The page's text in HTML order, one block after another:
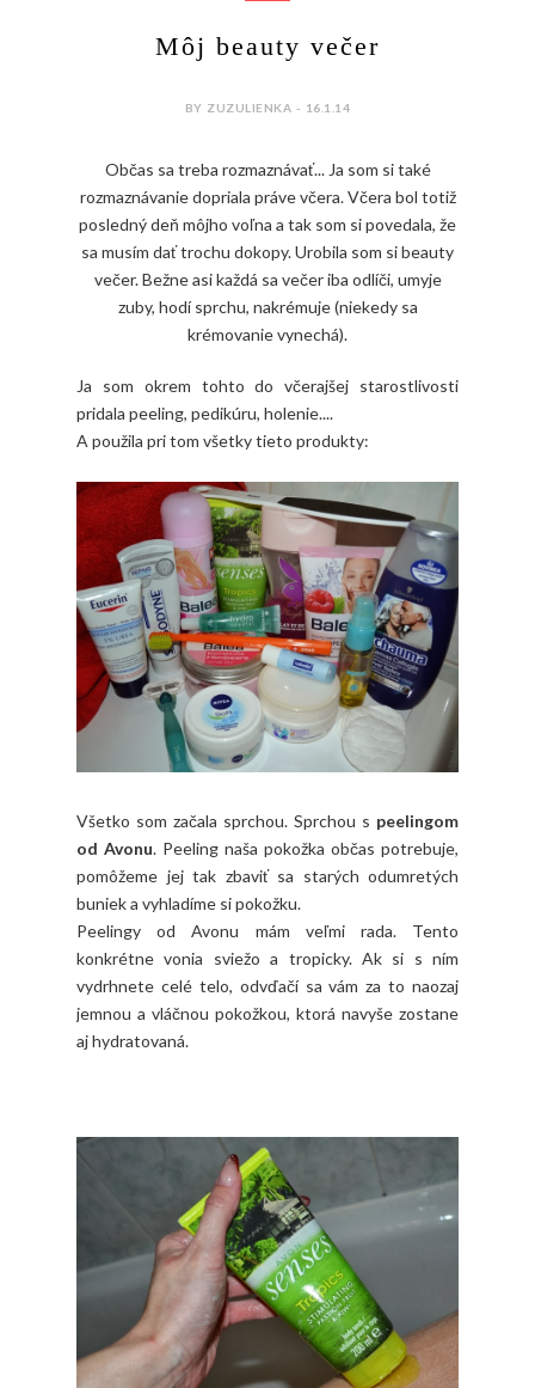
Môj beauty večer
BY ZUZULIENKA - 16.1.14
Občas sa treba rozmaznávať... Ja som si také
rozmaznávanie dopriala práve včera. Včera bol totiž
posledný deň môjho voľna a tak som si povedala, že
sa musím dať trochu dokopy. Urobila som si beauty
večer. Bežne asi každá sa večer iba odlíči, umyje
zuby, hodí sprchu, nakrémuje (niekedy sa
krémovanie vynechá).
Ja som okrem tohto do včerajšej starostlivosti
pridala peeling, pedikúru, holenie....
A použila pri tom všetky tieto produkty:
Všetko som začala sprchou. Sprchou s peelingom
od Avonu. Peeling naša pokožka občas potrebuje,
pomôžeme jej tak zbaviť sa starých odumretých
buniek a vyhladíme si pokožku.
Peelingy od Avonu mám veľmi rada. Tento
konkrétne vonia sviežo a tropicky. Ak si s ním
vydrhnete celé telo, odvďačí sa vám za to naozaj
jemnou a vláčnou pokožkou, ktorá navyše zostane
aj hydratovaná.